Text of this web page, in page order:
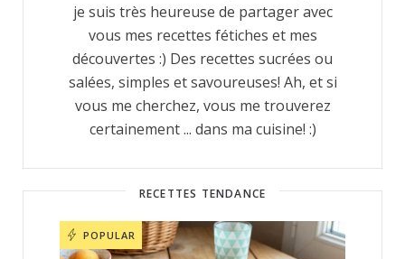
je suis très heureuse de partager avec
vous mes recettes fétiches et mes
découvertes :) Des recettes sucrées ou
salées, simples et savoureuses! Ah, et si
vous me cherchez, vous me trouverez
certainement ... dans ma cuisine! :)
RECETTES TENDANCE
POPULAR